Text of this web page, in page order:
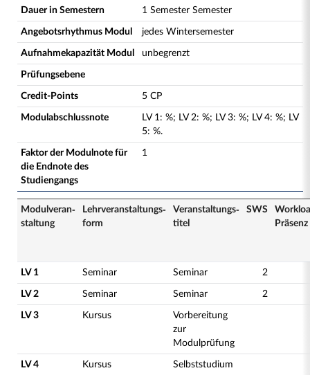
Dauer in Semestern 1 Semester Semester
Angebotsrhythmus Modul jedes Wintersemester
Aufnahmekapazität Modul unbegrenzt
Prüfungsebene
Credit-Points 5 CP
Modulabschlussnote LV 1: %; LV 2: %; LV 3: %; LV 4: %; LV
5: %.
Faktor der Modulnote für
die Endnote des
Studiengangs
1
Modulveran­
staltung
Lehrveranstaltungs­
form
Veranstaltungs­
titel
SWS
Präsenz
LV 1 Seminar Seminar 2
LV 2 Seminar Seminar 2
LV 3 Kursus
Vorbereitung
zur
Modulprüfung
LV 4 Kursus Selbststudium